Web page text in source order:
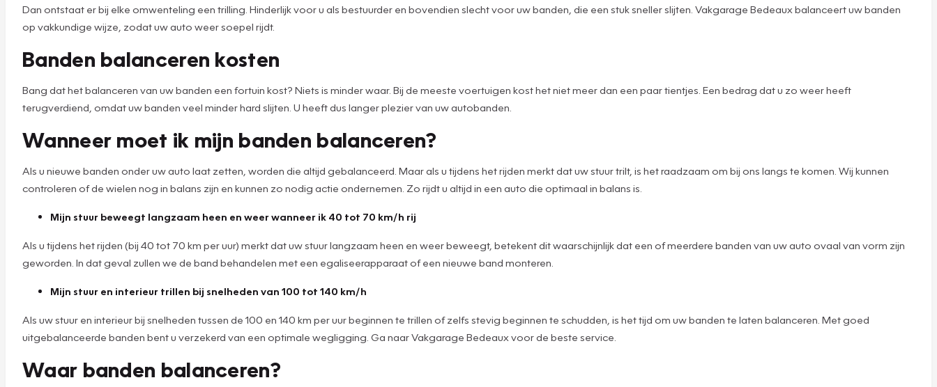
Dan ontstaat er bij elke omwenteling een trilling. Hinderlijk voor u als bestuurder en bovendien slecht voor uw banden, die een stuk sneller slijten. Vakgarage Bedeaux balanceert uw banden
op vakkundige wijze, zodat uw auto weer soepel rijdt.
Banden balanceren kosten
Bang dat het balanceren van uw banden een fortuin kost? Niets is minder waar. Bij de meeste voertuigen kost het niet meer dan een paar tientjes. Een bedrag dat u zo weer heeft
terugverdiend, omdat uw banden veel minder hard slijten. U heeft dus langer plezier van uw autobanden.
Wanneer moet ik mijn banden balanceren?
Als u nieuwe banden onder uw auto laat zetten, worden die altijd gebalanceerd. Maar als u tijdens het rijden merkt dat uw stuur trilt, is het raadzaam om bij ons langs te komen. Wij kunnen
controleren of de wielen nog in balans zijn en kunnen zo nodig actie ondernemen. Zo rijdt u altijd in een auto die optimaal in balans is.
Mijn stuur beweegt langzaam heen en weer wanneer ik 40 tot 70 km/h rij
Als u tijdens het rijden (bij 40 tot 70 km per uur) merkt dat uw stuur langzaam heen en weer beweegt, betekent dit waarschijnlijk dat een of meerdere banden van uw auto ovaal van vorm zijn
geworden. In dat geval zullen we de band behandelen met een egaliseerapparaat of een nieuwe band monteren.
Mijn stuur en interieur trillen bij snelheden van 100 tot 140 km/h
Als uw stuur en interieur bij snelheden tussen de 100 en 140 km per uur beginnen te trillen of zelfs stevig beginnen te schudden, is het tijd om uw banden te laten balanceren. Met goed
uitgebalanceerde banden bent u verzekerd van een optimale wegligging. Ga naar Vakgarage Bedeaux voor de beste service.
Waar banden balanceren?